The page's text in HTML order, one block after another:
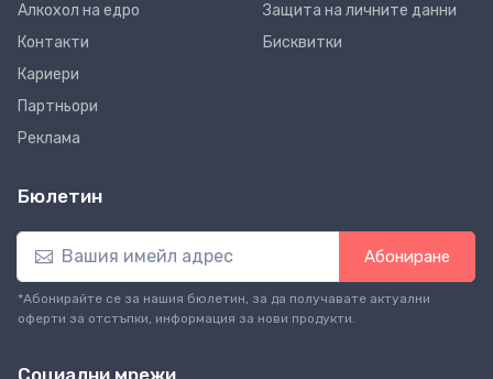
Алкохол на едро
Контакти
Кариери
Партньори
Реклама
Защита на личните данни
Бисквитки
Бюлетин
Абониране
*Абонирайте се за нашия бюлетин, за да получавате актуални
оферти за отстъпки, информация за нови продукти.
Социални мрежи